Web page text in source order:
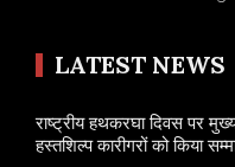
LATEST NEWS
राष्ट्रीय हथकरघा दिवस पर
हस्तशिल्प कारीगरों को किया